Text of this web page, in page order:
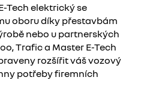
Tech elektrický se
oboru díky přestavbám
nebo u partnerských
Trafic a Master E-Tech
rozšířit váš vozový
potřeby firemních